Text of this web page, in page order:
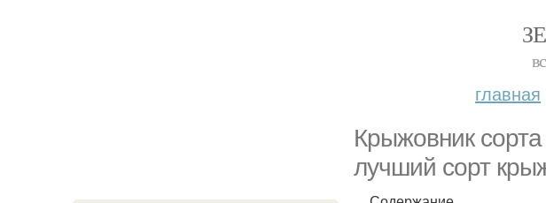
главная
Крыжовник
лучший сорт